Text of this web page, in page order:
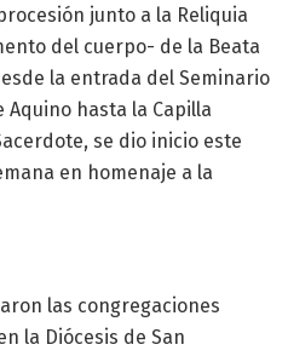
junto a la Reliquia
del cuerpo- de la Beata
la entrada del Seminario
Aquino hasta la Capilla
se dio inicio este
en homenaje a la
las congregaciones
la Diócesis de San